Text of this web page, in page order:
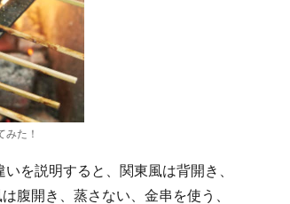
みた！
を説明すると、関東風は背開き、
腹開き、蒸さない、金串を使う、